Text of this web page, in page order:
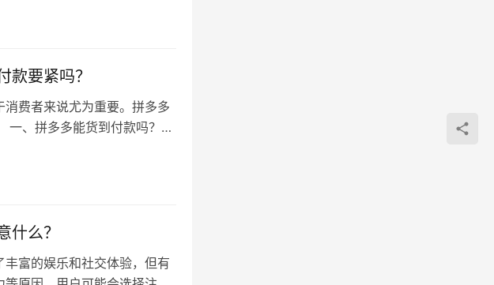
款要紧吗？
费者来说尤为重要。拼多多
、拼多多能货到付款吗？
什么？
富的娱乐和社交体验，但有